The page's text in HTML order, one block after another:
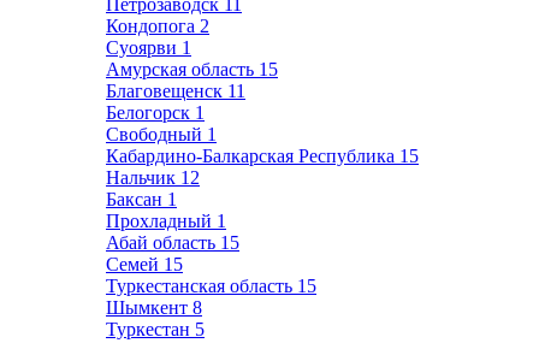
Петрозаводск 11
Кондопога 2
Суоярви 1
Амурская область 15
Благовещенск 11
Белогорск 1
Свободный 1
Кабардино-Балкарская Республика 15
Нальчик 12
Баксан 1
Прохладный 1
Абай область 15
Семей 15
Туркестанская область 15
Шымкент 8
Туркестан 5